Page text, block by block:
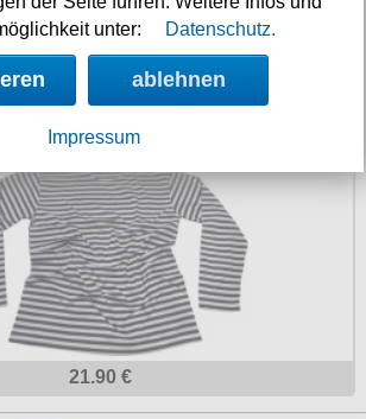
Marineshirt Longsleeve
21.90 €
unter:
Datenschutz.
ablehnen
Impressum